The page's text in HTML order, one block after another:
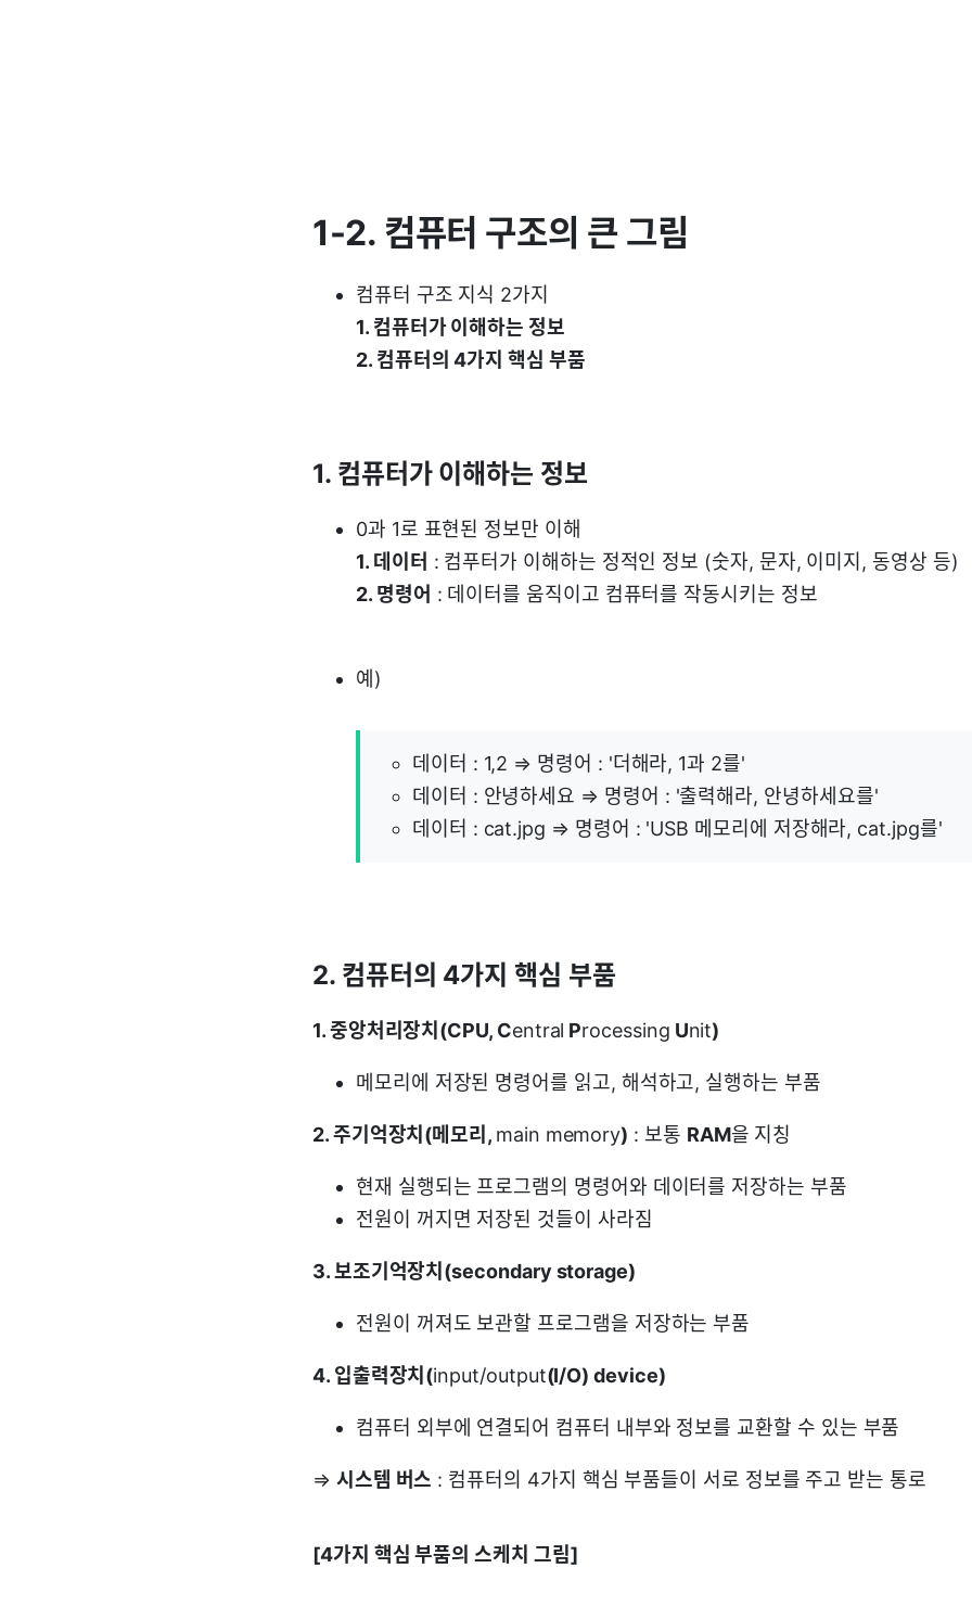
1-2. 컴퓨터 구조의 큰 그림
컴퓨터 구조 지식 2가지
1. 컴퓨터가 이해하는 정보
2. 컴퓨터의 4가지 핵심 부품
1. 컴퓨터가 이해하는 정보
0과 1로 표현된 정보만 이해
1. 데이터 : 컴푸터가 이해하는 정적인 정보 (숫자, 문자, 이미지, 동영상 등)
2. 명령어 : 데이터를 움직이고 컴퓨터를 작동시키는 정보
예)
데이터 : 1,2 ⇒ 명령어 : '더해라, 1과 2를'
데이터 : 안녕하세요 ⇒ 명령어 : '출력해라, 안녕하세요를'
데이터 : cat.jpg ⇒ 명령어 : 'USB 메모리에 저장해라, cat.jpg를'
2. 컴퓨터의 4가지 핵심 부품
1. 중앙처리장치(CPU, Central Processing Unit)
메모리에 저장된 명령어를 읽고, 해석하고, 실행하는 부품
2. 주기억장치(메모리, main memory) : 보통 RAM을 지칭
현재 실행되는 프로그램의 명령어와 데이터를 저장하는 부품
전원이 꺼지면 저장된 것들이 사라짐
3. 보조기억장치(secondary storage)
전원이 꺼져도 보관할 프로그램을 저장하는 부품
4. 입출력장치(input/output(I/O) device)
컴퓨터 외부에 연결되어 컴퓨터 내부와 정보를 교환할 수 있는 부품
⇒ 시스템 버스 : 컴퓨터의 4가지 핵심 부품들이 서로 정보를 주고 받는 통로
[4가지 핵심 부품의 스케치 그림]